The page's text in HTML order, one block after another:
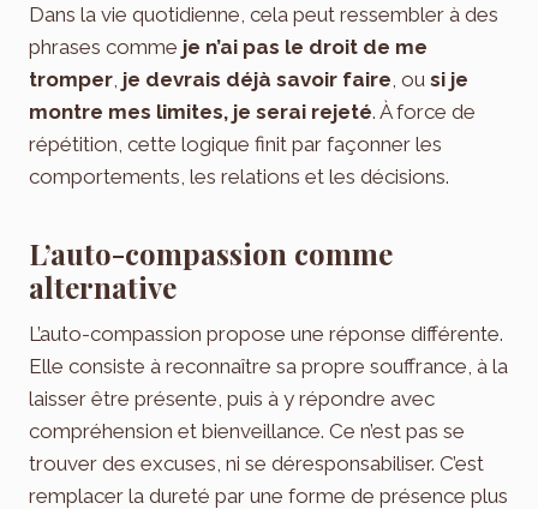
Dans la vie quotidienne, cela peut ressembler à des
phrases comme je n’ai pas le droit de me
tromper je devrais déjà savoir faire , ou si je
montre mes limites, je serai rejeté. À force de
répétition, cette logique finit par façonner les
comportements, les relations et les décisions.
L’auto-compassion comme
alternative
L’auto-compassion propose une réponse différente.
Elle consiste à reconnaître sa propre souffrance, à la
laisser être présente, puis à y répondre avec
compréhension et bienveillance. Ce n’est pas se
trouver des excuses, ni se déresponsabiliser. C’est
remplacer la dureté par une forme de présence plus